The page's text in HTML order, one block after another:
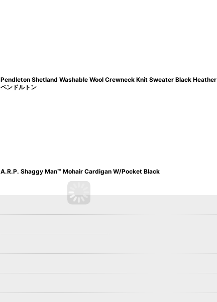
Pendleton Shetland Washable Wool Crewneck Knit Sweater Black Heather
ペンドルトン
A.R.P. Shaggy Man™️ Mohair Cardigan W/Pocket Black